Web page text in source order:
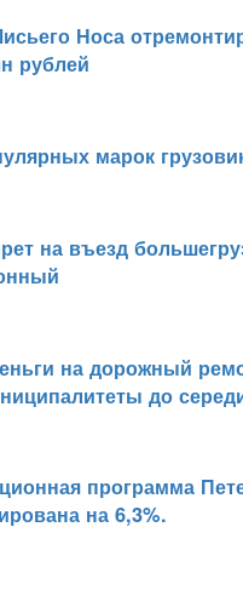
Носа
рублей
марок
на въезд
на дорожный
до
программа
на 6,3%.